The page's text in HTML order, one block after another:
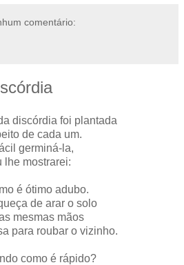
comentário:
discórdia foi plantada
de cada um.
germiná-la,
lhe mostrarei:
é ótimo adubo.
de arar o solo
mesmas mãos
para roubar o vizinho.
como é rápido?